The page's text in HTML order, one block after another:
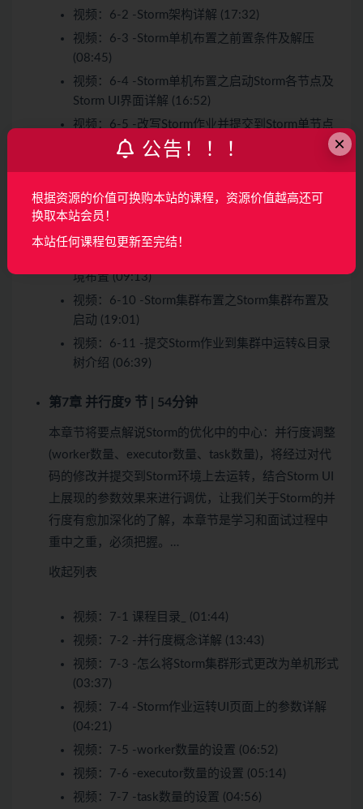
视频： 6-2 -Storm架构详解 (17:32)
视频： 6-3 -Storm单机布置之前置条件及解压
(08:45)
视频： 6-4 -Storm单机布置之启动Storm各节点及
Storm UI界面详解 (16:52)
视频： 6-5 -改写Storm作业并提交到Storm单节点
集群运转 (18:18)
视频：6-7 -Storm集群布置规划 (06:05)试看
视频：
置 (04:19)
境布置 (09:13)
视频： 6-10 -Storm集群布置之Storm集群布置及
启动 (19:01)
视频： 6-11 -提交Storm作业到集群中运转&目录
树介绍 (06:39)
第7章 并行度9 节 | 54分钟
本章节将要点解说Storm的优化中的中心：并行度调整
(worker数量、executor数量、task数量)，将经过对代
码的修改并提交到Storm环境上去运转，结合Storm UI
上展现的参数效果来进行调优，让我们关于Storm的并
行度有愈加深化的了解，本章节是学习和面试过程中
重中之重，必须把握。…
收起列表
视频： 7-1 课程目录_ (01:44)
视频： 7-2 -并行度概念详解 (13:43)
视频： 7-3 -怎么将Storm集群形式更改为单机形式
(03:37)
视频： 7-4 -Storm作业运转UI页面上的参数详解
(04:21)
视频： 7-5 -worker数量的设置 (06:52)
视频： 7-6 -executor数量的设置 (05:14)
视频： 7-7 -task数量的设置 (04:56)
×
公告！！！
根据资源的价值可换购本站的课程，资源价值越高还可
换取本站会员！
本站任何课程包更新至完结！